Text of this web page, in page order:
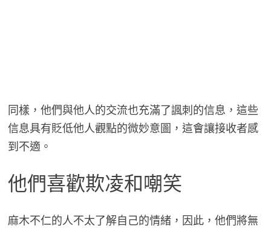
同樣，他們與他人的交流也充滿了諷刺的信息，這些
信息具有貶低他人觀點的微妙意圖，這會讓接收者感
到不適。
他們喜歡欺凌和嘲笑
麻木不仁的人不太了解自己的情緒，因此，他們將無